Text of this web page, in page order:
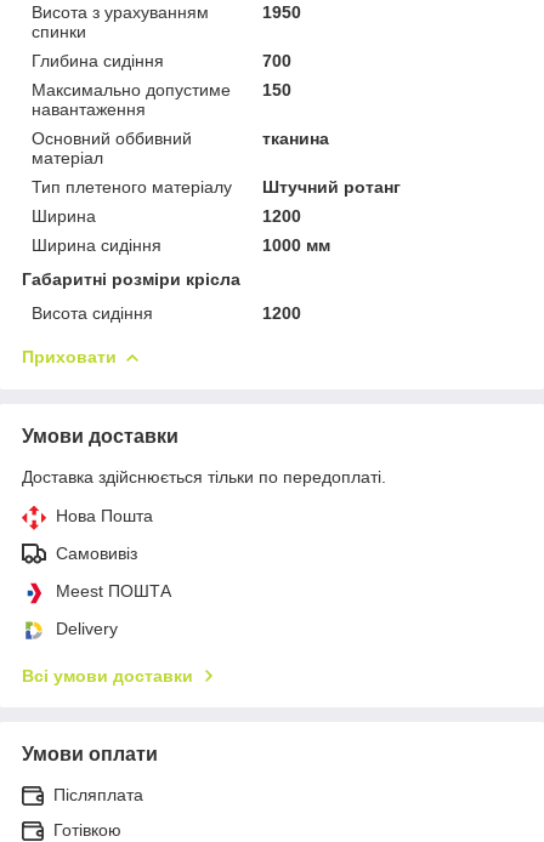
Висота з урахуванням
спинки
1950
Глибина сидіння
700
Максимально допустиме
навантаження
150
Основний оббивний
матеріал
тканина
Тип плетеного матеріалу
Штучний ротанг
Ширина
1200
Ширина сидіння
1000 мм
Габаритні розміри крісла
Висота сидіння
1200
Приховати
Умови доставки
Доставка здійснюється тільки по передоплаті.
Нова Пошта
Самовивіз
Meest ПОШТА
Delivery
Всі умови доставки
Умови оплати
Післяплата
Готівкою